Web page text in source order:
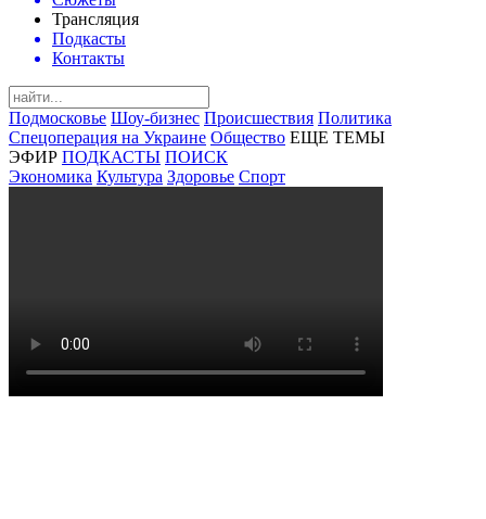
Трансляция
Подкасты
Контакты
Подмосковье Шоу-бизнес Происшествия Политика
Спецоперация на Украине Общество ЕЩЕ ТЕМЫ
ЭФИР ПОДКАСТЫ ПОИСК
Экономика Культура Здоровье Спорт